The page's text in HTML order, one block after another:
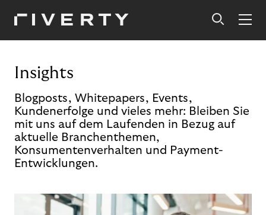
Insights
Blogposts, Whitepapers, Events,
Kundenerfolge und vieles mehr: Bleiben Sie
mit uns auf dem Laufenden in Bezug auf
aktuelle Branchenthemen,
Konsumentenverhalten und Payment-
Entwicklungen.